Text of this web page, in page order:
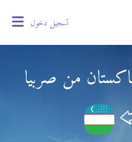
تسجيل دخول
من صربيا